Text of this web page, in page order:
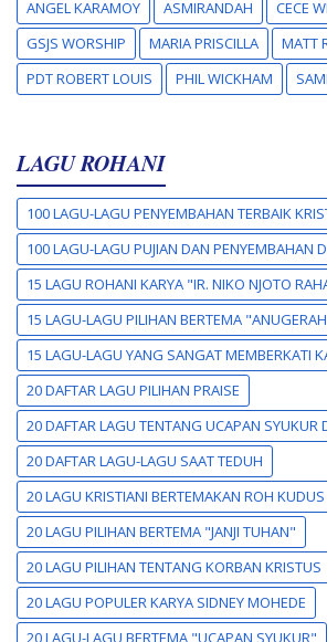
ANGEL KARAMOY
ASMIRANDAH CECE
GSJS WORSHIP
MARIA PRISCILLA
MATT
PDT ROBERT LOUIS
PHIL WICKHAM
LAGU ROHANI
100 LAGU-LAGU PENYEMBAHAN TERBAIK
100 LAGU-LAGU PUJIAN DAN PENYEMBAHAN
15 LAGU ROHANI KARYA "IR. NIKO NJOTO
15 LAGU-LAGU PILIHAN BERTEMA
15 LAGU-LAGU YANG SANGAT MEMBERKATI
20 DAFTAR LAGU PILIHAN PRAISE
20 DAFTAR LAGU TENTANG UCAPAN SYUKUR
20 DAFTAR LAGU-LAGU SAAT TEDUH
20 LAGU KRISTIANI BERTEMAKAN ROH KUDUS
20 LAGU PILIHAN BERTEMA "JANJI TUHAN"
20 LAGU PILIHAN TENTANG KORBAN KRISTUS
20 LAGU POPULER KARYA SIDNEY MOHEDE
20 LAGU-LAGU BERTEMA "UCAPAN SYUKUR"